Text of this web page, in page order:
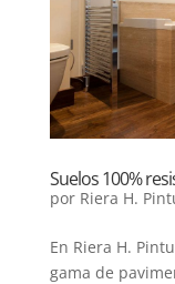
Suelos 100%
por Riera H.
En Riera H.
gama de